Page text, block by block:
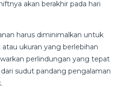
akan berakhir pada hari
harus diminimalkan untuk
ukuran yang berlebihan
perlindungan yang tepat
sudut pandang pengalaman